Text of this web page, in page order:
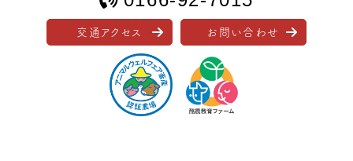
交通アクセス お問い合わせ